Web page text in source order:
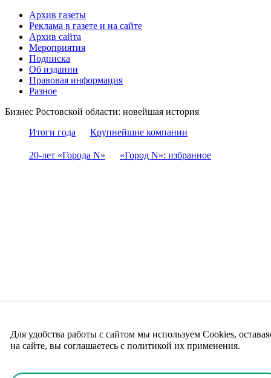
Архив газеты
Реклама в газете и на сайте
Архив сайта
Мероприятия
Подписка
Об издании
Правовая информация
Разное
Бизнес Ростовской области: новейшая история
Итоги года
Крупнейшие компании
20-лет «Города N» «Город N»: избранное
Для удобства работы с сайтом мы используем Cookies,
на сайте, вы соглашаетесь с политикой их применения.